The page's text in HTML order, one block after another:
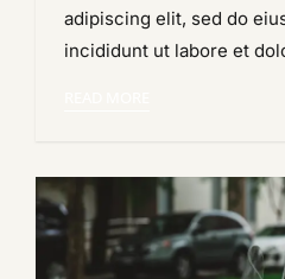
Bike
adipiscing elit, sed do
incididunt ut labore et